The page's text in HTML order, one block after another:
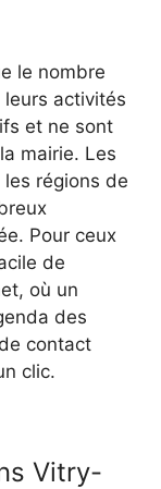
le nombre
leurs activités
et ne sont
mairie. Les
régions de
Pour ceux
de
où un
des
contact
clic.
Vitry-